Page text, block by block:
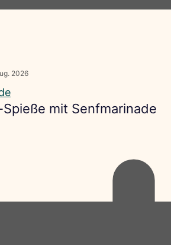
2026
mit Senfmarinade